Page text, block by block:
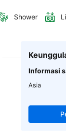
Shower
Informasi
Asia